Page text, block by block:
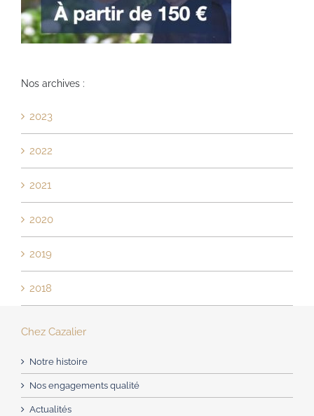
Nos archives :
2023
2022
2021
2020
2019
2018
Chez Cazalier
Notre histoire
Nos engagements qualité
Actualités